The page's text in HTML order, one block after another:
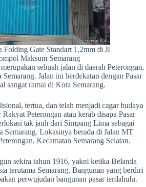
Folding Gate Standart 1,2mm di Jl
Maksum Semarang
sebuah jalan di daerah Peterongan,
Semarang. Jalan ini berdekatan dengan Pasar
sangat ramai di Kota Semarang.
tertua, dan telah menjadi cagar budaya
Peterongan atau kerab disapa Pasar
tak jauh dari Simpang Lima sebagai
Semarang. Lokasinya berada di Jalan MT
Kecamatan Semarang Selatan.
sekira tahun 1916, yakni ketika Belanda
terutama Semarang. Bangunan yang berdiri
perwujudan bangunan pasar terdahulu.